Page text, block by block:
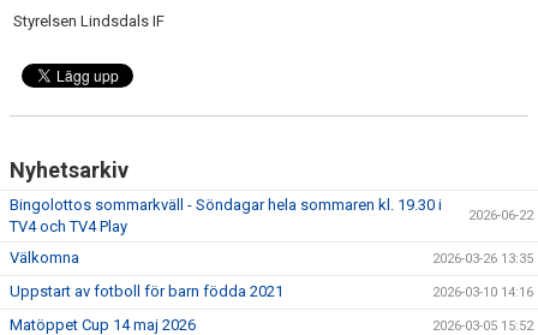
Styrelsen Lindsdals IF
Nyhetsarkiv
Bingolottos sommarkväll - Söndagar hela sommaren kl. 19.30 i
TV4 och TV4 Play
2026-06-22
Välkomna 2026-03-26 13:35
Uppstart av fotboll för barn födda 2021 2026-03-10 14:16
Matöppet Cup 14 maj 2026 2026-03-05 15:52